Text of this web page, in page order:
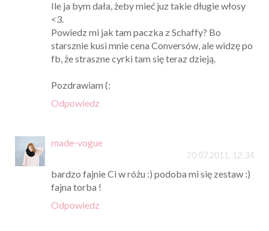
Ile ja bym dała, żeby mieć juz takie długie włosy
<3.
Powiedz mi jak tam paczka z Schaffy? Bo
starsznie kusi mnie cena Conversów, ale widzę po
fb, że straszne cyrki tam się teraz dzieją.
Pozdrawiam (:
Odpowiedz
made-vogue
20.07.2011, 12:34
bardzo fajnie Ci w różu :) podoba mi się zestaw :)
fajna torba !
Odpowiedz